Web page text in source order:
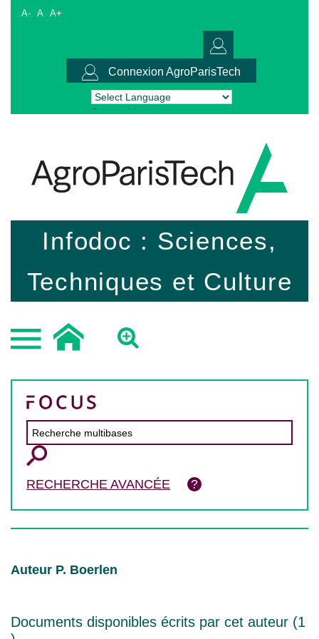
A- A A+
Connexion AgroParisTech
Powered by Translate
Infodoc : Sciences,
Techniques et Culture
RECHERCHE AVANCÉE
Auteur P. Boerlen
Documents disponibles écrits par cet auteur (1